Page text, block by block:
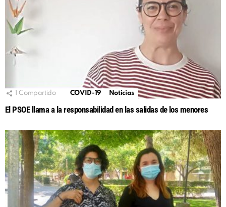
Compartido COVID-19 Noticias
El PSOE llama a la responsabilidad en las salidas de los menores